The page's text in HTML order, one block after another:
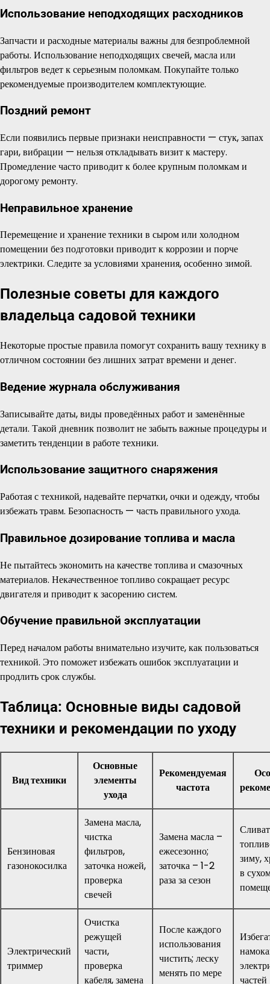
Использование неподходящих расходников
Запчасти и расходные материалы важны для безпроблемной
работы. Использование неподходящих свечей, масла или
фильтров ведет к серьезным поломкам. Покупайте только
рекомендуемые производителем комплектующие.
Поздний ремонт
Если появились первые признаки неисправности — стук, запах
гари, вибрации — нельзя откладывать визит к мастеру.
Промедление часто приводит к более крупным поломкам и
дорогому ремонту.
Неправильное хранение
Перемещение и хранение техники в сыром или холодном
помещении без подготовки приводит к коррозии и порче
электрики. Следите за условиями хранения, особенно зимой.
Полезные советы для каждого
владельца садовой техники
Некоторые простые правила помогут сохранить вашу технику в
отличном состоянии без лишних затрат времени и денег.
Ведение журнала обслуживания
Записывайте даты, виды проведённых работ и заменённые
детали. Такой дневник позволит не забыть важные процедуры и
заметить тенденции в работе техники.
Использование защитного снаряжения
Работая с техникой, надевайте перчатки, очки и одежду, чтобы
избежать травм. Безопасность — часть правильного ухода.
Правильное дозирование топлива и масла
Не пытайтесь экономить на качестве топлива и смазочных
материалов. Некачественное топливо сокращает ресурс
двигателя и приводит к засорению систем.
Обучение правильной эксплуатации
Перед началом работы внимательно изучите, как пользоваться
техникой. Это поможет избежать ошибок эксплуатации и
продлить срок службы.
Таблица: Основные виды садовой
техники и рекомендации по уходу
Вид техники
Основные
элементы
ухода
Рекомендуемая
частота
Бензиновая
газонокосилка
Замена масла,
чистка
фильтров,
заточка ножей,
проверка
свечей
Замена масла –
ежесезонно;
заточка – 1-2
раза за сезон
зиму,
в
Электрический
триммер
Очистка
режущей
части,
проверка
кабеля, замена
После каждого
использования
чистить; леску
менять по мере
частей